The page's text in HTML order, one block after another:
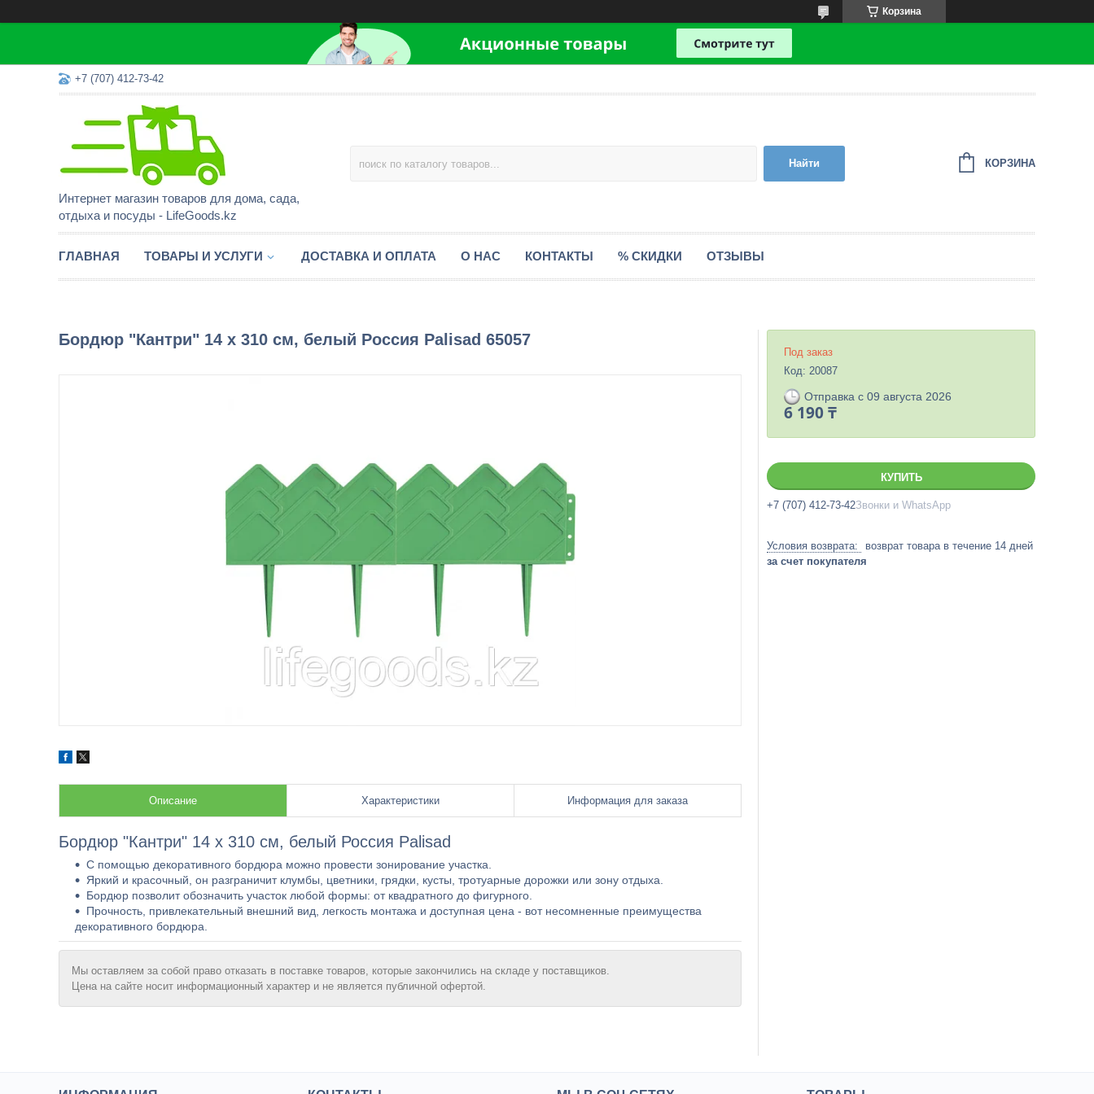
Корзина
+7 (707) 412-73-42
Интернет магазин товаров для дома, сада,
отдыха и посуды - LifeGoods.kz
Найти КОРЗИНА
ГЛАВНАЯ ТОВАРЫ И УСЛУГИ ДОСТАВКА И ОПЛАТА О НАС КОНТАКТЫ % СКИДКИ ОТЗЫВЫ
Бордюр "Кантри" 14 x 310 см, белый Россия Palisad 65057
Описание Характеристики Информация для заказа
Бордюр "Кантри" 14 x 310 см, белый Россия Palisad
С помощью декоративного бордюра можно провести зонирование участка.
Яркий и красочный, он разграничит клумбы, цветники, грядки, кусты, тротуарные дорожки или зону отдыxа.
Бордюр позволит обозначить участок любой формы: от квадратного до фигурного.
Прочность, привлекательный внешний вид, легкость монтажа и доступная цена - вот несомненные преимущества
декоративного бордюра.
Мы оставляем за собой право отказать в поставке товаров, которые закончились на складе у поставщиков.
Цена на сайте носит информационный характер и не является публичной офертой.
Под заказ
Код: 20087
Отправка с 09 августа 2026
6 190 ₸
КУПИТЬ
+7 (707) 412-73-42Звонки и WhatsApp
возврат товара в течение 14 дней
за счет покупателя